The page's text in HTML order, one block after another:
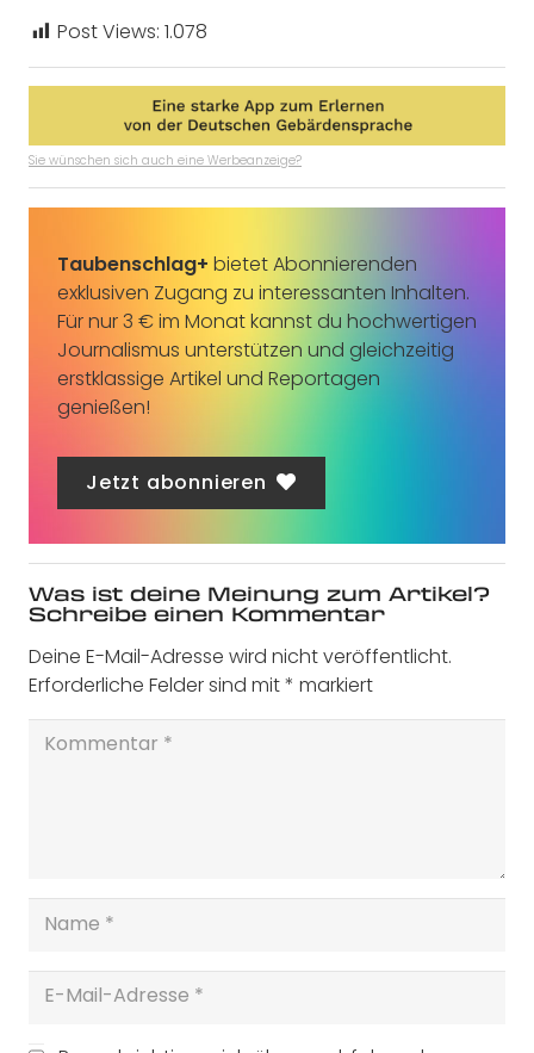
Post Views: 1.078
Sie wünschen sich auch eine Werbeanzeige?
Taubenschlag+ bietet Abonnierenden
exklusiven Zugang zu interessanten Inhalten.
Für nur 3 € im Monat kannst du hochwertigen
Journalismus unterstützen und gleichzeitig
erstklassige Artikel und Reportagen
genießen!
Jetzt abonnieren
Was ist deine Meinung zum Artikel?
Schreibe einen Kommentar
Deine E-Mail-Adresse wird nicht veröffentlicht.
Erforderliche Felder sind mit* markiert